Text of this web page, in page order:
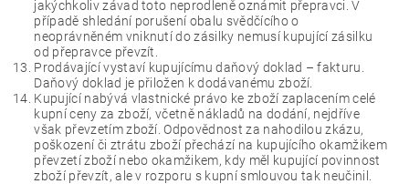
jakýchkoliv závad toto neprodleně oznámit přepravci. V
případě shledání porušení obalu svědčícího o
neoprávněném vniknutí do zásilky nemusí kupující zásilku
od přepravce převzít.
Prodávající vystaví kupujícímu daňový doklad – fakturu.
Daňový doklad je přiložen k dodávanému zboží.
Kupující nabývá vlastnické právo ke zboží zaplacením celé
kupní ceny za zboží, včetně nákladů na dodání, nejdříve
však převzetím zboží. Odpovědnost za nahodilou zkázu,
poškození či ztrátu zboží přechází na kupujícího okamžikem
převzetí zboží nebo okamžikem, kdy měl kupující povinnost
zboží převzít, ale v rozporu s kupní smlouvou tak neučinil.